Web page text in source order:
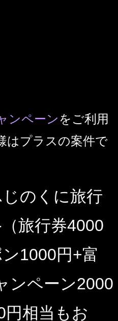
ンペーンをご利用
はプラスの案件で
のくに旅行
旅行券4000
1000円+富
ンペーン2000
円相当もお